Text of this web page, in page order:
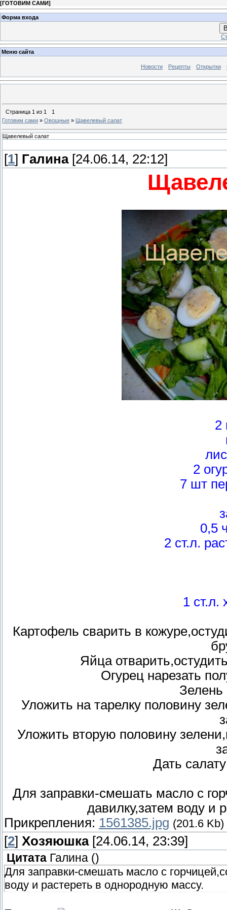
[ГОТОВИМ САМИ]
Форма входа
Меню сайта
Новости Рецепты Открытки
Страница 1 из 1
1
Готовим сами » Овощные » Щавелевый салат
Щавелевый салат
[1] Галина[24.06.14, 22:12]
2
2
7 шт
0,5
2 ст.л.
1 ст.л.
Картофель сварить в
Яйца
Огурец нарезать
Зелень
Уложить на тарелку половину
Уложить вторую половину
Дать
Для заправки-смешать масло с
давилку,затем воду и
Прикрепления: 1561385.jpg (201.6 Kb)
[2] Хозяюшка[24.06.14, 23:39]
Цитата Галина ()
Для заправки-смешать масло с
воду и растереть в однородную массу.